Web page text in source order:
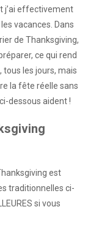
j’ai effectivement
vacances. Dans
de Thanksgiving,
ce qui rend
tous les jours, mais
la fête réelle sans
dessous aident !
est
traditionnelles ci-
si vous